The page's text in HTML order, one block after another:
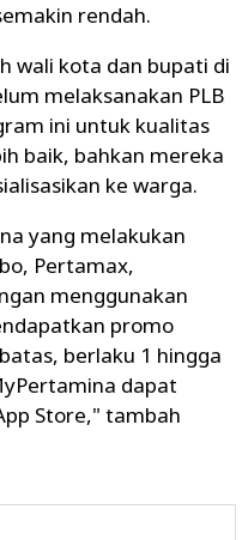
rendah.
wali kota dan bupati di
melaksanakan PLB
ini untuk kualitas
baik, bahkan mereka
ke warga.
yang melakukan
Pertamax,
menggunakan
promo
berlaku 1 hingga
dapat
Store," tambah